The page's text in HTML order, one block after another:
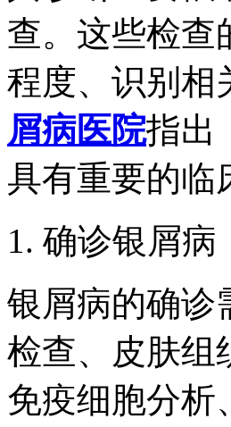
查。这些检查
程度、识别相
屑病医院指出
具有重要的临
1. 确诊银屑病
银屑病的确诊
检查、皮肤组
免疫细胞分析